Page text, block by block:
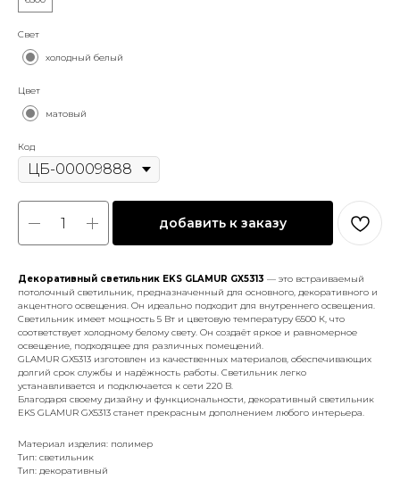
Свет
холодный белый
Цвет
матовый
Код
добавить к заказу
Декоративный светильник EKS GLAMUR GX5313 — это встраиваемый
потолочный светильник, предназначенный для основного, декоративного и
акцентного освещения. Он идеально подходит для внутреннего освещения.
Светильник имеет мощность 5 Вт и цветовую температуру 6500 К, что
соответствует холодному белому свету. Он создаёт яркое и равномерное
освещение, подходящее для различных помещений.
GLAMUR GX5313 изготовлен из качественных материалов, обеспечивающих
долгий срок службы и надёжность работы. Светильник легко
устанавливается и подключается к сети 220 В.
Благодаря своему дизайну и функциональности, декоративный светильник
EKS GLAMUR GX5313 станет прекрасным дополнением любого интерьера.
Материал изделия: полимер
Тип: светильник
Тип: декоративный